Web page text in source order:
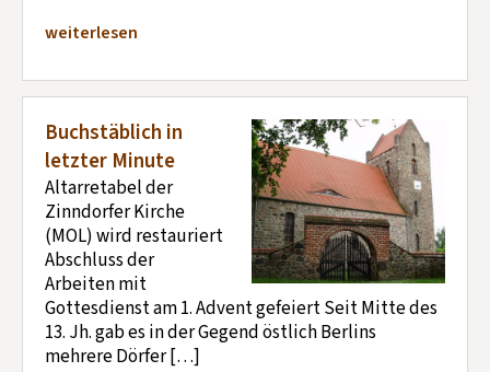
weiterlesen
Buchstäblich in
letzter Minute
Altarretabel der
Zinndorfer Kirche
(MOL) wird restauriert
Abschluss der
Arbeiten mit
Gottesdienst am 1. Advent gefeiert Seit Mitte des
13. Jh. gab es in der Gegend östlich Berlins
mehrere Dörfer […]